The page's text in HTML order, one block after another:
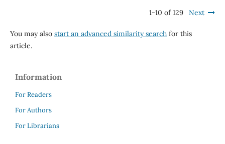
1-10 of 129 Next
You may also start an advanced similarity searchfor this
article.
Information
For Readers
For Authors
For Librarians